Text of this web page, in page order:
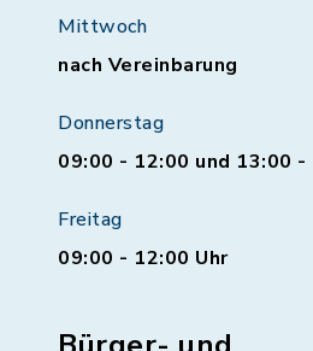
Mittwoch
nach Vereinbarung
Donnerstag
09:00 - 12:00 und 13:00 -
Freitag
09:00 - 12:00 Uhr